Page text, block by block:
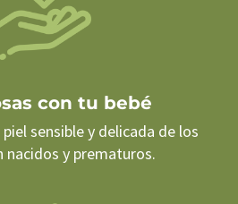
con tu bebé
sensible y delicada de los
nacidos y prematuros.